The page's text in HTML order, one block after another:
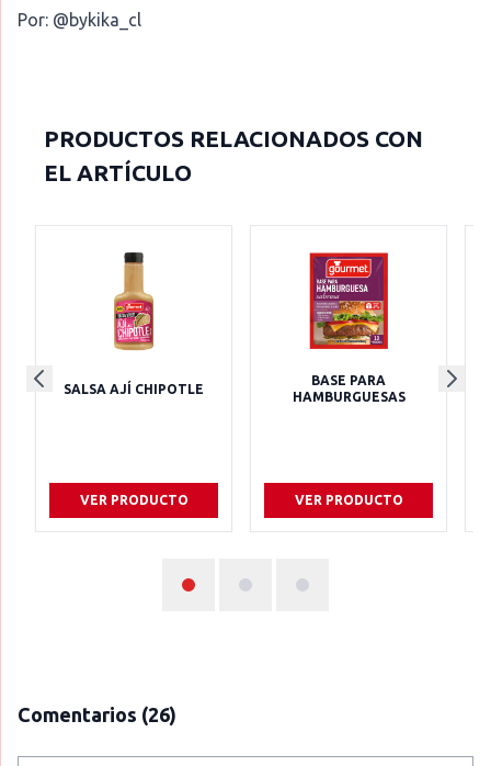
Por: @bykika_cl
PRODUCTOS RELACIONADOS CON
EL ARTÍCULO
SALSA AJÍ CHIPOTLE
VER PRODUCTO
BASE PARA
HAMBURGUESAS
VER PRODUCTO
Comentarios (26)